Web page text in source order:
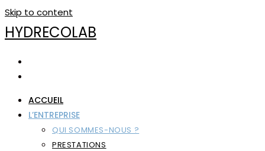
Skip to content
HYDRECOLAB
ACCUEIL
L’ENTREPRISE
QUI SOMMES-NOUS ?
PRESTATIONS